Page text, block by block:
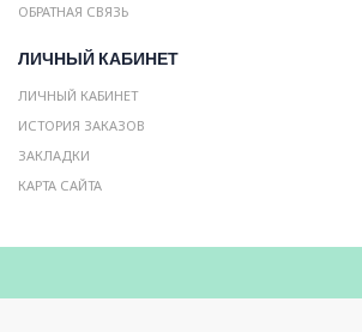
ОБРАТНАЯ СВЯЗЬ
ЛИЧНЫЙ КАБИНЕТ
ЛИЧНЫЙ КАБИНЕТ
ИСТОРИЯ ЗАКАЗОВ
ЗАКЛАДКИ
КАРТА САЙТА